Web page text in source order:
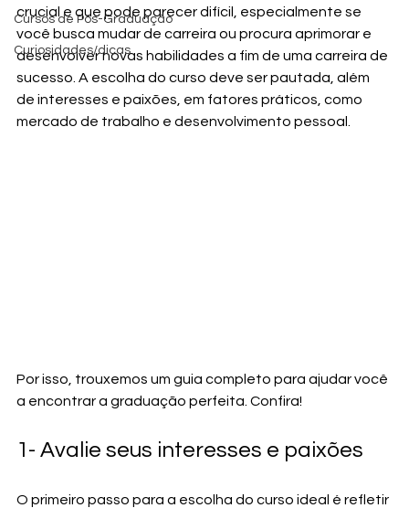
Cursos de Pós-Graduação
Curiosidades/dicas
crucial e que pode parecer difícil, especialmente se
você busca mudar de carreira ou procura aprimorar e
desenvolver novas habilidades a fim de uma carreira de
sucesso. A escolha do curso deve ser pautada, além
de interesses e paixões, em fatores práticos, como
mercado de trabalho e desenvolvimento pessoal.
Por isso, trouxemos um guia completo para ajudar você
a encontrar a graduação perfeita. Confira!
1- Avalie seus interesses e paixões
O primeiro passo para a escolha do curso ideal é refletir